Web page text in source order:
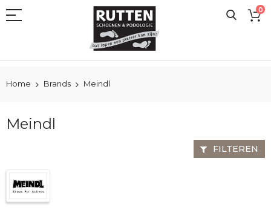
naar
0
Home Brands Meindl
Meindl
FILTEREN